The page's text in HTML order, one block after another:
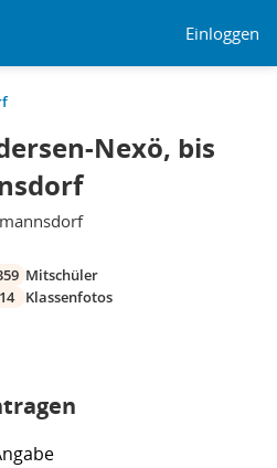
Einloggen
Nexö, bis
Mitschüler
14
Klassenfotos